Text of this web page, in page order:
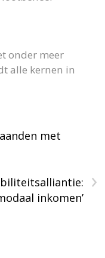
onder meer
alle kernen in
met
›
inkomen’